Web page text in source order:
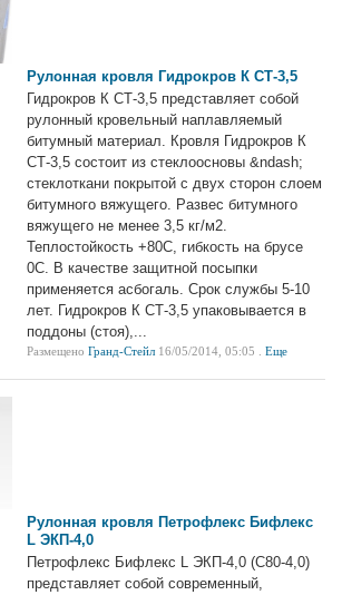
Рулонная кровля Гидрокров К СТ-3,5
Гидрокров К СТ-3,5 представляет собой
рулонный кровельный наплавляемый
битумный материал. Кровля Гидрокров К
СТ-3,5 состоит из стеклоосновы &ndash;
стеклоткани покрытой с двух сторон слоем
битумного вяжущего. Развес битумного
вяжущего не менее 3,5 кг/м2.
Теплостойкость +80С, гибкость на брусе
0С. В качестве защитной посыпки
применяется асбогаль. Срок службы 5-10
лет. Гидрокров К СТ-3,5 упаковывается в
поддоны (стоя),...
Размещено Гранд-Стейл 16/05/2014, 05:05 . Еще
Рулонная кровля Петрофлекс Бифлекс
L ЭКП-4,0
Петрофлекс Бифлекс L ЭКП-4,0 (С80-4,0)
представляет собой современный,